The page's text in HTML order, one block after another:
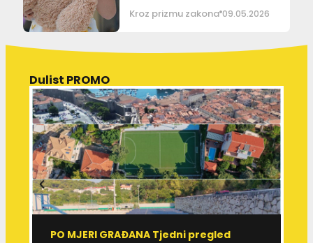
Kroz prizmu zakona 09.05.2026
Dulist PROMO
PO MJERI GRAĐANA Tjedni pregled